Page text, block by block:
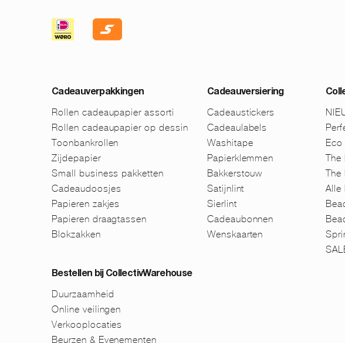
Cadeauverpakkingen
Rollen cadeaupapier assorti
Rollen cadeaupapier op dessin
Toonbankrollen
Zijdepapier
Small business pakketten
Cadeaudoosjes
Papieren zakjes
Papieren draagtassen
Blokzakken
Cadeauversiering
Cadeaustickers
Cadeaulabels
Washitape
Papierklemmen
Bakkerstouw
Satijnlint
Sierlint
Cadeaubonnen
Wenskaarten
Eco
The
The
Alle
Bestellen bij CollectivWarehouse
Duurzaamheid
Online veilingen
Verkooplocaties
Beurzen & Evenementen